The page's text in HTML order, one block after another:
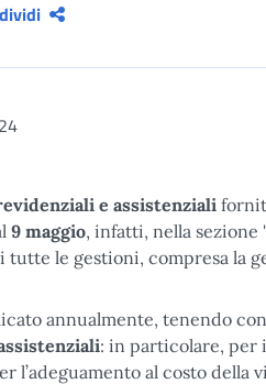
e assistenziali
9 maggio, infatti, nella sezione
le gestioni, compresa la
annualmente, tenendo
: in particolare, per
l’adeguamento al costo della